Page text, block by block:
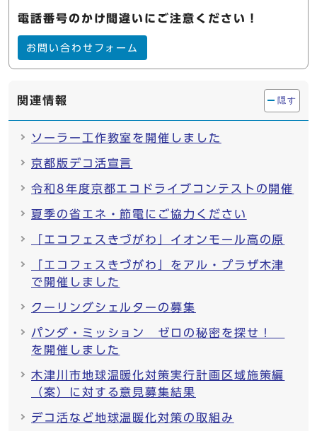
電話番号のかけ間違いにご注意ください！
お問い合わせフォーム
関連情報 隠す
ソーラー工作教室を開催しました
京都版デコ活宣言
令和8年度京都エコドライブコンテストの開催
夏季の省エネ・節電にご協力ください
「エコフェスきづがわ」イオンモール高の原
「エコフェスきづがわ」をアル・プラザ木津
で開催しました
クーリングシェルターの募集
パンダ・ミッション ゼロの秘密を探せ！
を開催しました
木津川市地球温暖化対策実行計画区域施策編
（案）に対する意見募集結果
デコ活など地球温暖化対策の取組み